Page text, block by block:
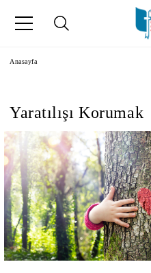
на турски.
in Turkish.
Anasayfa
Yaratılışı Korumak